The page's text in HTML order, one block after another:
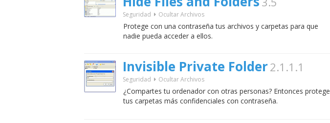
Seguridad Ocultar Archivos
Protege con una contraseña tus archivos y carpetas para que
nadie pueda acceder a ellos.
Invisible Private Folder2.1.1.1
Seguridad Ocultar Archivos
¿Compartes tu ordenador con otras personas? Entonces protege
tus carpetas más confidenciales con contraseña.